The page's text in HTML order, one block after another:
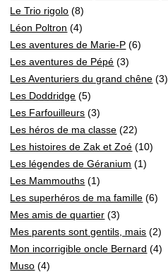
Le Trio rigolo (8)
Léon Poltron (4)
Les aventures de Marie-P (6)
Les aventures de Pépé (3)
Les Aventuriers du grand chêne (3)
Les Doddridge (5)
Les Farfouilleurs (3)
Les héros de ma classe (22)
Les histoires de Zak et Zoé (10)
Les légendes de Géranium (1)
Les Mammouths (1)
Les superhéros de ma famille (6)
Mes amis de quartier (3)
Mes parents sont gentils, mais (2)
Mon incorrigible oncle Bernard (4)
Muso (4)